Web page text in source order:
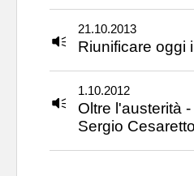
21.10.2013
Riunificare oggi
1.10.2012
Oltre l'austerità
Sergio